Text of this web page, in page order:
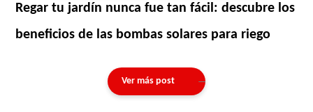
Regar tu jardín nunca fue tan fácil: descubre los
beneficios de las bombas solares para riego
Ver más post